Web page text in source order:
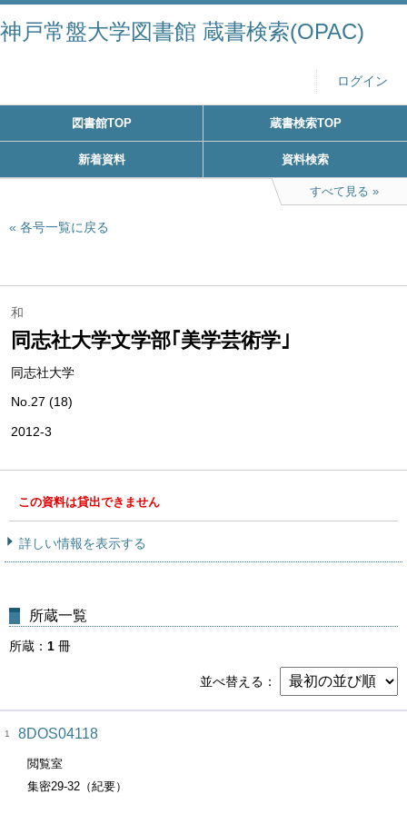
神戸常盤大学図書館 蔵書検索(OPAC)
ログイン
図書館TOP 蔵書検索TOP
新着資料 資料検索
すべて見る
各号一覧に戻る
和
同志社大学文学部｢美学芸術学｣
同志社大学
No.27 (18)
2012-3
この資料は貸出できません
詳しい情報を表示する
所蔵一覧
所蔵 1 冊
並べ替える
1 8DOS04118
閲覧室
集密29-32（紀要）